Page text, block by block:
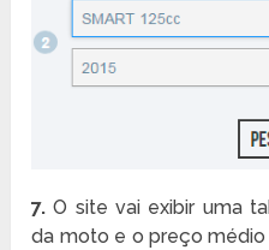
7. O site vai exibir uma
da moto e o preço